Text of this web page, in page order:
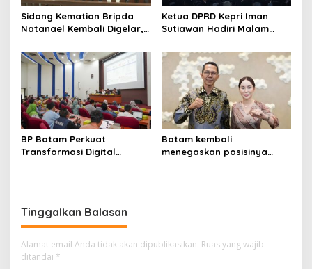
Sidang Kematian Bripda
Natanael Kembali Digelar,
Pihak Kepolisian
Ketua DPRD Kepri Iman
Sutiawan Hadiri Malam
Perkuat Ukhuwah dan
Semangat Persatuan
BP Batam Perkuat
Transformasi Digital
Batam kembali
menegaskan posisinya
Tinggalkan Balasan
Alamat email Anda tidak akan dipublikasikan. Ruas yang wajib
ditandai *